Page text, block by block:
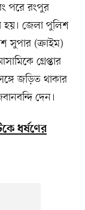
পরে রংপুর
হয়। জেলা পুলিশ
সুপার (ক্রাইম)
গ্রেপ্তার
জড়িত থাকার
দেন।
ধর্ষণের